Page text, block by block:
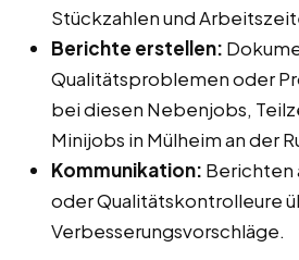
Stückzahlen und
Berichte erstellen:
Qualitätsproblemen oder
bei diesen Nebenjobs,
Minijobs in Mülheim an der
Kommunikation: Berichten
oder Qualitätskontrolleure
Verbesserungsvorschläge.